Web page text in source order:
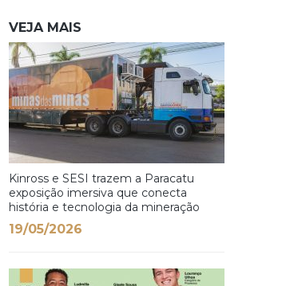
VEJA MAIS
Kinross e SESI trazem a Paracatu
exposição imersiva que conecta
história e tecnologia da mineração
19/05/2026